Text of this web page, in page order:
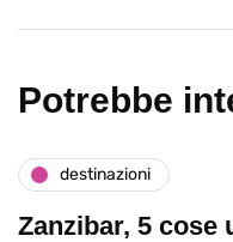
Potrebbe
destinazioni
Zanzibar, 5 cose